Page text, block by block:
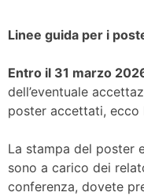
Linee guida per i
Entro il 31 marzo
dell’eventuale
poster accettati, ecco
La stampa del poster
sono a carico dei
conferenza, dovete